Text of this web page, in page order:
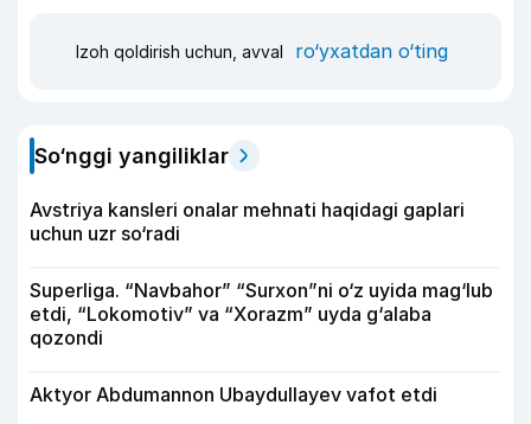
Izoh qoldirish uchun, avval ro‘yxatdan o‘ting
So‘nggi yangiliklar
Avstriya kansleri onalar mehnati haqidagi gaplari
uchun uzr so‘radi
Superliga. “Navbahor” “Surxon”ni o‘z uyida mag‘lub
etdi, “Lokomotiv” va “Xorazm” uyda g‘alaba
qozondi
Aktyor Abdu­mannon Ubaydullayev vafot etdi